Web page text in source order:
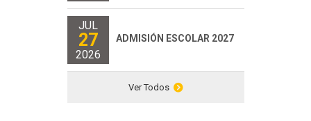
JUL
27
2026
ADMISIÓN ESCOLAR 2027
Ver Todos